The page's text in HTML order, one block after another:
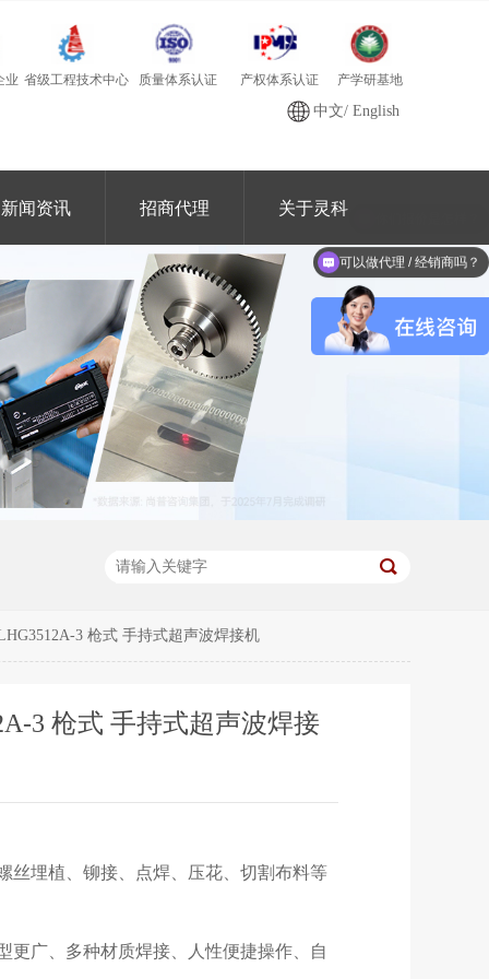
业 省级工程技术中心 质量体系认证 产权体系认证 产学研基地
中文/English
新闻资讯 招商代理 关于灵科
3 枪式 手持式超声波焊接机
3 枪式 手持式超声波焊接
丝埋植、铆接、点焊、压花、切割布料等
更广、多种材质焊接、人性便捷操作、自
可以做代理 / 经销商吗？